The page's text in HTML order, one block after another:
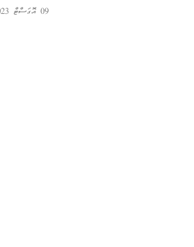
09 އޮގަސްޓް 2023